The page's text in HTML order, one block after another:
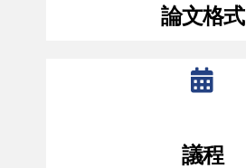
論文格式
議程